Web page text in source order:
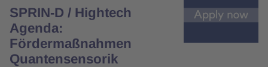
SPRIN‑D / Hightech
Agenda:
Fördermaßnahmen
Quantensensorik